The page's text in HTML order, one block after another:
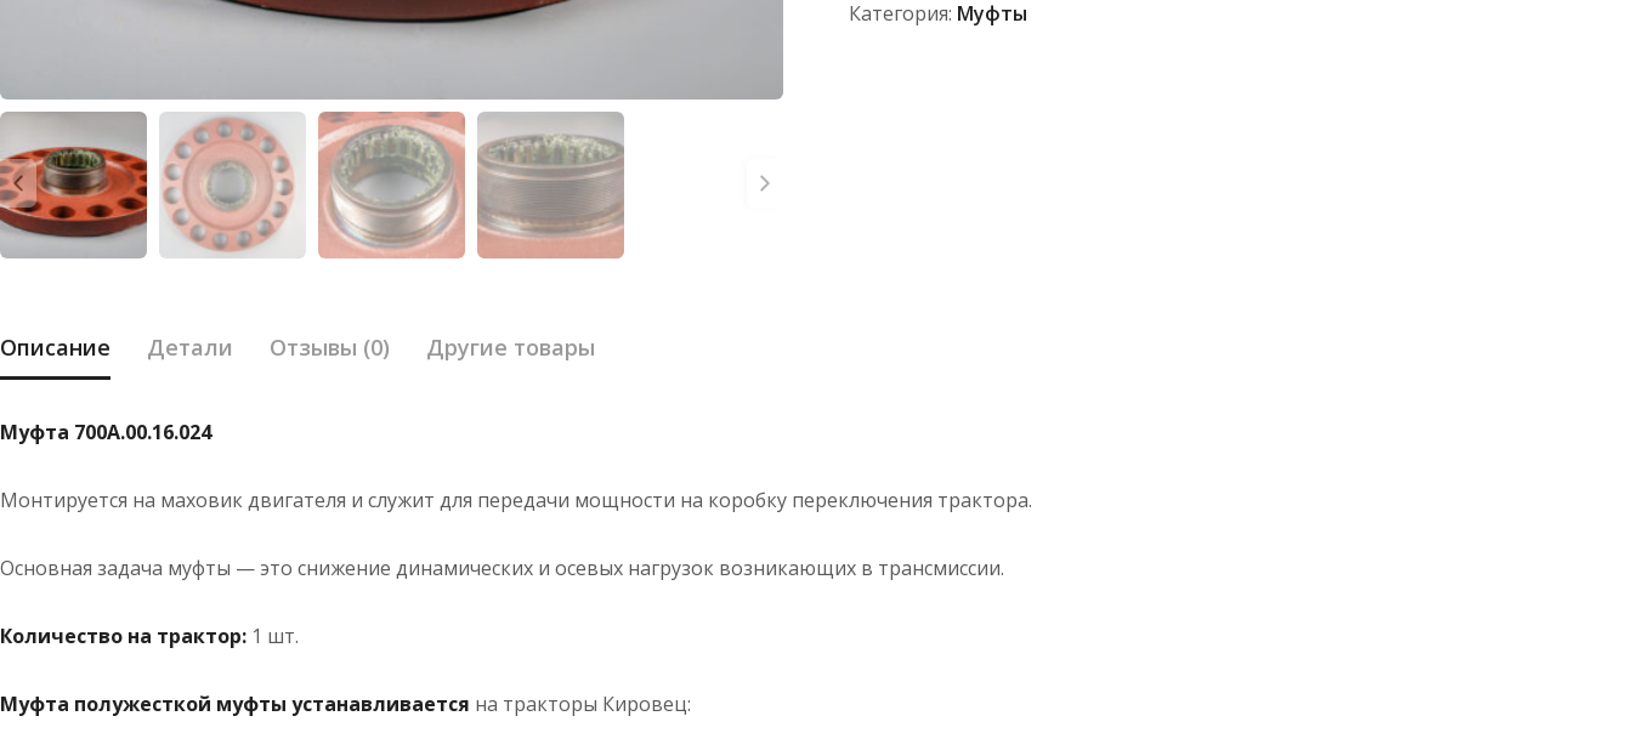
Категория: Муфты
Описание Детали Отзывы (0) Другие товары
Муфта 700А.00.16.024
Монтируется на маховик двигателя и служит для передачи мощности на коробку переключения трактора.
Основная задача муфты — это снижение динамических и осевых нагрузок возникающих в трансмиссии.
Количество на трактор: 1 шт.
Муфта полужесткой муфты устанавливается на тракторы Кировец: